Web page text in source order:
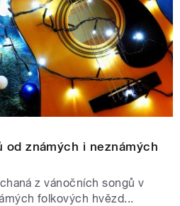
od známých i neznámých
z vánočních songů v
folkových hvězd...